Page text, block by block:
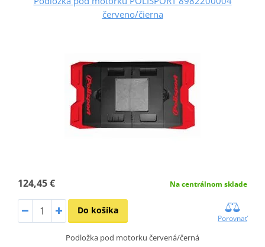
červeno/čierna
124,45 € Na centrálnom sklade
Do košíka
Porovnať
Podložka pod motorku červená/černá